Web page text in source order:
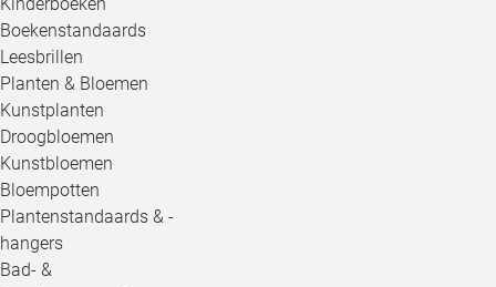
Boekenstandaards
Leesbrillen
Planten & Bloemen
Kunstplanten
Droogbloemen
Kunstbloemen
Bloempotten
Plantenstandaards & -
hangers
Bad- &